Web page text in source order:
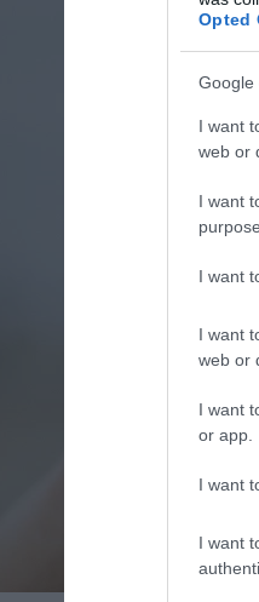
Opted
Google
I want
web or
I want
I want
I want
web or
I want
or app.
I want
I want